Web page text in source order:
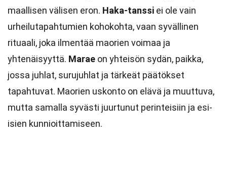
maallisen välisen eron. Haka-tanssi ei ole vain
urheilutapahtumien kohokohta, vaan syvällinen
rituaali, joka ilmentää maorien voimaa ja
yhtenäisyyttä. Marae on yhteisön sydän, paikka,
jossa juhlat, surujuhlat ja tärkeät päätökset
tapahtuvat. Maorien uskonto on elävä ja muuttuva,
mutta samalla syvästi juurtunut perinteisiin ja esi-
isien kunnioittamiseen.